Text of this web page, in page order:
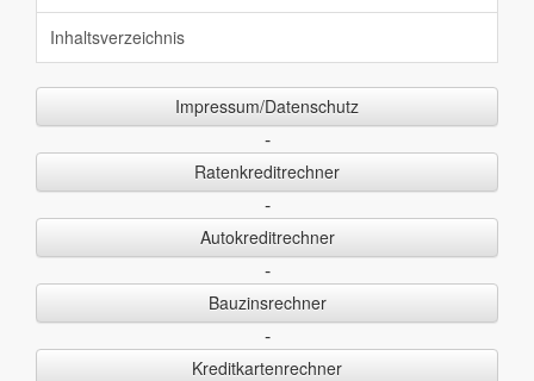
Inhaltsverzeichnis
Impressum/Datenschutz
-
Ratenkreditrechner
-
Autokreditrechner
-
Bauzinsrechner
-
Kreditkartenrechner